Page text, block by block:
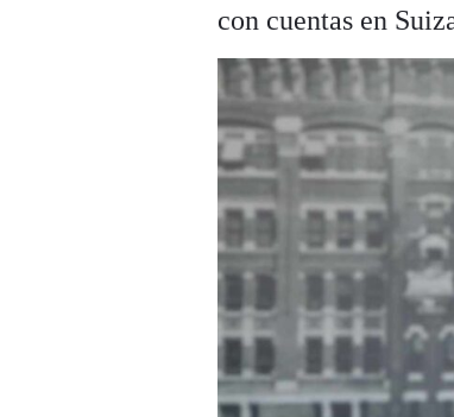
con cuentas en